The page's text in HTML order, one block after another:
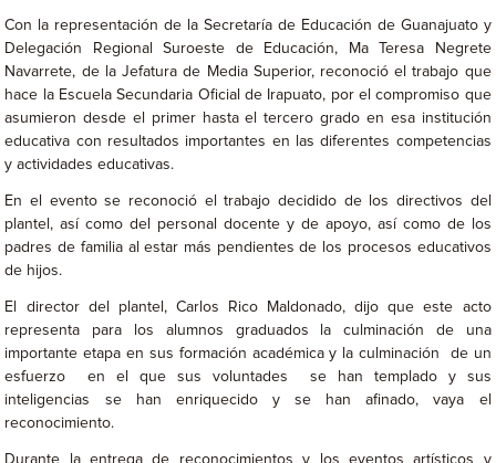
Con la representación de la Secretaría de Educación de Guanajuato y
Delegación Regional Suroeste de Educación, Ma Teresa Negrete
Navarrete, de la Jefatura de Media Superior, reconoció el trabajo que
hace la Escuela Secundaria Oficial de Irapuato, por el compromiso que
asumieron desde el primer hasta el tercero grado en esa institución
educativa con resultados importantes en las diferentes competencias
y actividades educativas.
En el evento se reconoció el trabajo decidido de los directivos del
plantel, así como del personal docente y de apoyo, así como de los
padres de familia al estar más pendientes de los procesos educativos
de hijos.
El director del plantel, Carlos Rico Maldonado, dijo que este acto
representa para los alumnos graduados la culminación de una
importante etapa en sus formación académica y la culminación de un
esfuerzo en el que sus voluntades se han templado y sus
inteligencias se han enriquecido y se han afinado, vaya el
reconocimiento.
Durante la entrega de reconocimientos y los eventos artísticos y